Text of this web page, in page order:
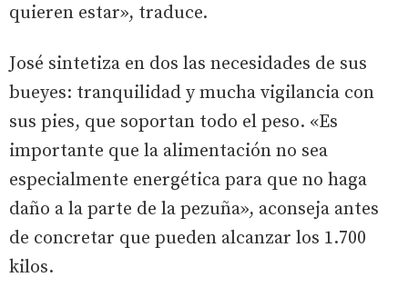
quieren estar», traduce.
José sintetiza en dos las necesidades de sus
bueyes: tranquilidad y mucha vigilancia con
sus pies, que soportan todo el peso. «Es
importante que la alimentación no sea
especialmente energética para que no haga
daño a la parte de la pezuña», aconseja antes
de concretar que pueden alcanzar los 1.700
kilos.